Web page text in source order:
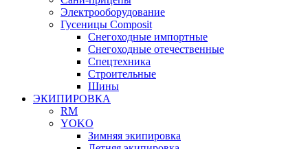
Электрооборудование
Гусеницы Composit
Снегоходные импортные
Снегоходные отечественные
Спецтехника
Строительные
Шины
ЭКИПИРОВКА
RM
YOKO
Зимняя экипировка